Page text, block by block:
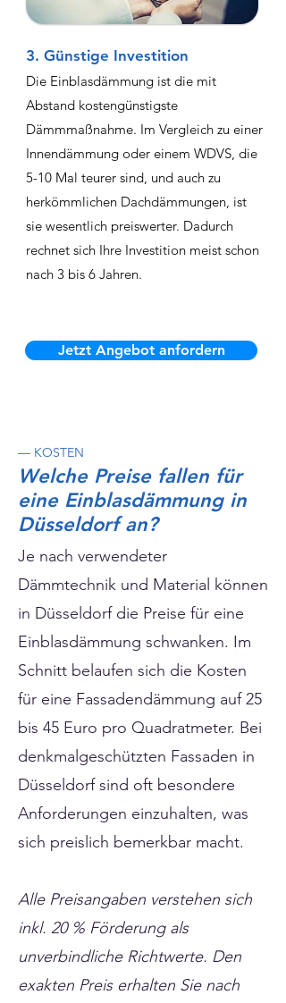
3. Günstige Investition
Die Einblasdämmung ist die mit
Abstand kostengünstigste
Dämmmaßnahme. Im Vergleich zu einer
Innendämmung oder einem WDVS, die
5-10 Mal teurer sind, und auch zu
herkömmlichen Dachdämmungen, ist
sie wesentlich preiswerter. Dadurch
rechnet sich Ihre Investition meist schon
nach 3 bis 6 Jahren.
Jetzt Angebot anfordern
— KOSTEN
Welche Preise fallen für
eine Einblasdämmung in
Düsseldorf an?
Je nach verwendeter
Dämmtechnik und Material können
in Düsseldorf die Preise für eine
Einblasdämmung schwanken. Im
Schnitt belaufen sich die Kosten
für eine Fassadendämmung auf 25
bis 45 Euro pro Quadratmeter. Bei
denkmalgeschützten Fassaden in
Düsseldorf sind oft besondere
Anforderungen einzuhalten, was
sich preislich bemerkbar macht.
Alle Preisangaben verstehen sich
inkl. 20 % Förderung als
unverbindliche Richtwerte. Den
exakten Preis erhalten Sie nach